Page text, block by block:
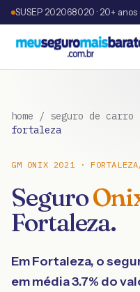
SUSEP 202068020 · 20+ anos
home / seguro de carro
fortaleza
GM ONIX 2021·FORTALEZA
Seguro
Fortaleza.
EmFortaleza, o
em média3.7% do